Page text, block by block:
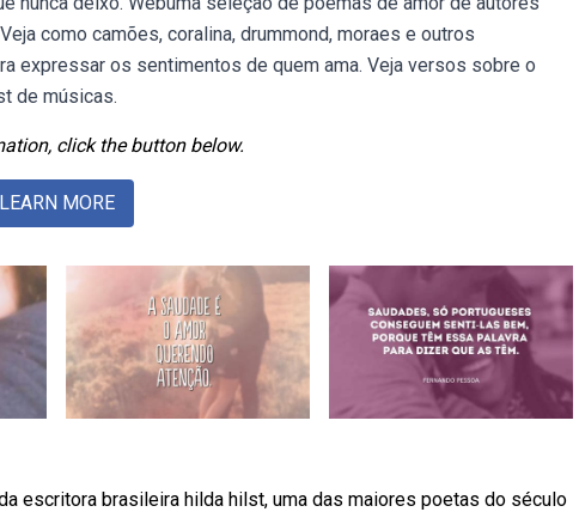
como camões, coralina, drummond, moraes e outros
expressar os sentimentos de quem ama. Veja versos sobre o
de músicas.
click the button below.
LEARN MORE
escritora brasileira hilda hilst, uma das maiores poetas do século